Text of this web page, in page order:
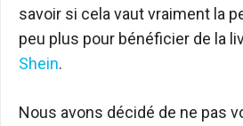
savoir si cela vaut vraiment la
peu plus pour bénéficier de la
Shein.
Nous avons décidé de ne pas